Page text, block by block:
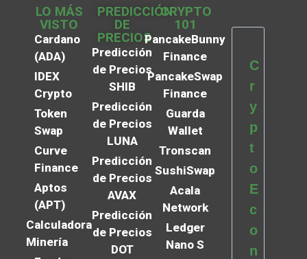
LO MÁS
VISTO
Cardano
(ADA)
IDEX
Crypto
Token
Swap
Curve
Finance
Aptos
(APT)
Calculadora
Minería
PREDICCIÓN
DE
PRECIOS
Predicción
de Precios
SHIB
Predicción
de Precios
LUNA
Predicción
de Precios
AVAX
Predicción
de Precios
DOT
CRYPTO
101
PancakeBunny
Finance
PancakeSwap
Finance
Guarda
Wallet
Tronscan
SushiSwap
Acala
Network
Ledger
Nano S
C
r
y
p
t
o
E
c
o
n